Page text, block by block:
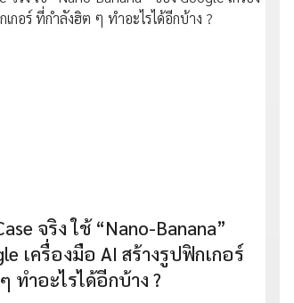
จริง ใช้ “Nano-Banana”
เครื่องมือ AI สร้างรูปฟิกเกอร์
ทำอะไรได้อีกบ้าง ?